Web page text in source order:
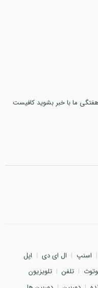
از 70 درصد تخفیف هفتگی ما با خبر بشوید کافیست
اسنپ ال ای دی
اپل
تلفن
تلویزیون